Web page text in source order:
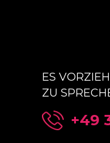
ES
ZU
+49